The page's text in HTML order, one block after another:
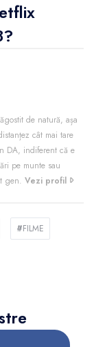
de natură, așa
cât mai tare
DA, indiferent că e
pe munte sau
gen. Vezi profil
#FILME